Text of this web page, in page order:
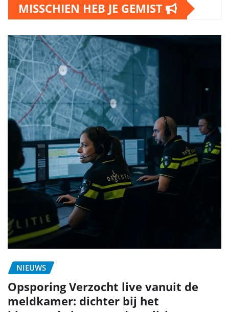
MISSCHIEN HEB JE GEMIST
NIEUWS
Opsporing Verzocht live vanuit de
meldkamer: dichter bij het